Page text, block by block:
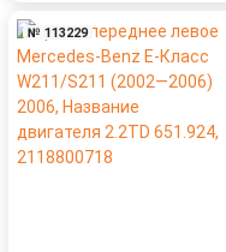
№ 113229